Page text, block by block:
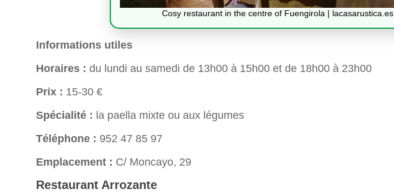
Cosy restaurant in the centre of Fuengirola | lacasarustica.es
Informations utiles
Horaires : du lundi au samedi de 13h00 à 15h00 et de 18h00 à 23h00
Prix : 15-30 €
Spécialité : la paella mixte ou aux légumes
Téléphone : 952 47 85 97
Emplacement : C/ Moncayo, 29
Restaurant Arrozante